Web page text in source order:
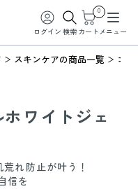
ログイン 検索
0
カート メニュー
スキンケアの商品一覧 コ
ワイトジェ
れ防止が叶う！
信を